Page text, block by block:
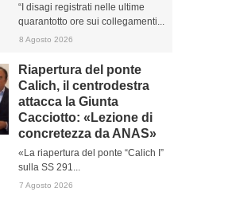
“I disagi registrati nelle ultime
quarantotto ore sui collegamenti...
8 Agosto 2026
Riapertura del ponte
Calich, il centrodestra
attacca la Giunta
Cacciotto: «Lezione di
concretezza da ANAS»
«La riapertura del ponte “Calich I”
sulla SS 291...
7 Agosto 2026